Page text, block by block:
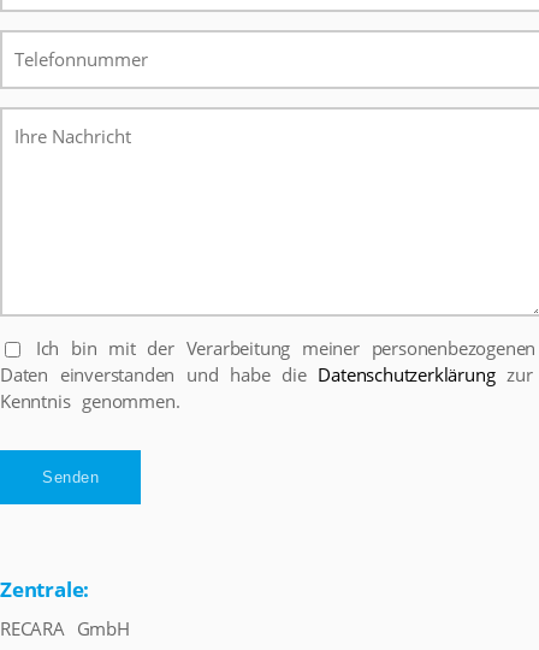
Ich bin mit der Verarbeitung meiner personenbezogenen
Daten einverstanden und habe die Datenschutzerklärungzur
Kenntnis genommen.
Zentrale:
RECARA GmbH